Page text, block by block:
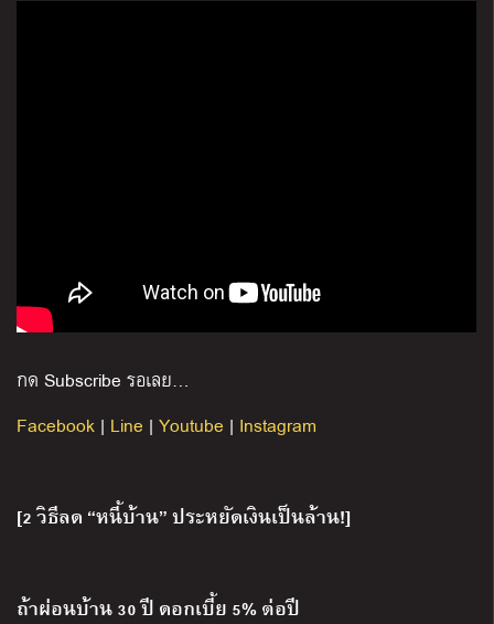
กด Subscribe รอเลย…
Facebook | Line | Youtube | Instagram
[2 วิธีลด “หนี้บ้าน” ประหยัดเงินเป็นล้าน!]
ถ้าผ่อนบ้าน 30 ปี ดอกเบี้ย 5% ต่อปี